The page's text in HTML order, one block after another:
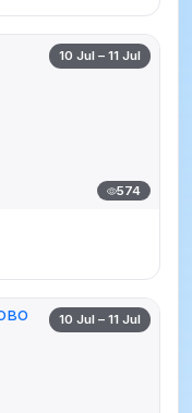
10 Jul – 11 Jul
574
10 Jul – 11 Jul